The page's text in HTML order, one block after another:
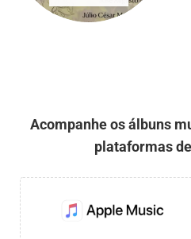
Acompanhe os álbuns
plataformas